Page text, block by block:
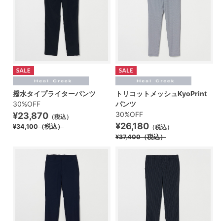
撥水タイプライターパンツ
30%OFF
¥23,870 （税込）
¥34,100（税込）
トリコットメッシュKyoPrint
パンツ
30%OFF
¥26,180 （税込）
¥37,400（税込）